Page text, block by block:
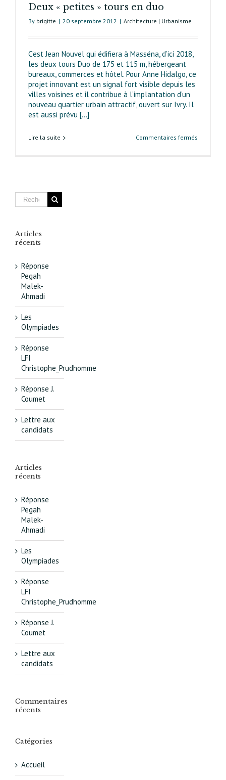
Deux « petites » tours en duo
By brigitte | 20 septembre 2012 | Architecture | Urbanisme
C’est Jean Nouvel qui édifiera à Masséna, d’ici 2018,
les deux tours Duo de 175 et 115 m, hébergeant
bureaux, commerces et hôtel. Pour Anne Hidalgo, ce
projet innovant est un signal fort visible depuis les
villes voisines et il contribue à l’implantation d’un
nouveau quartier urbain attractif, ouvert sur Ivry. Il
est aussi prévu [...]
Lire la suite Commentaires fermés
Articles
récents
Réponse
Pegah
Malek-
Ahmadi
Les
Olympiades
Réponse
LFI
Christophe_Prudhomme
Réponse J.
Coumet
Lettre aux
candidats
Articles
récents
Réponse
Pegah
Malek-
Ahmadi
Les
Olympiades
Réponse
LFI
Christophe_Prudhomme
Réponse J.
Coumet
Lettre aux
candidats
Commentaires
récents
Catégories
Accueil